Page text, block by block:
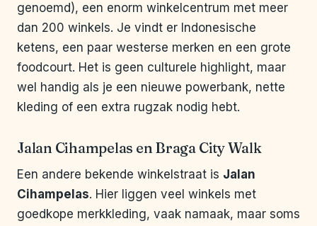
genoemd), een enorm winkelcentrum met meer
dan 200 winkels. Je vindt er Indonesische
ketens, een paar westerse merken en een grote
foodcourt. Het is geen culturele highlight, maar
wel handig als je een nieuwe powerbank, nette
kleding of een extra rugzak nodig hebt.
Jalan Cihampelas en Braga City Walk
Een andere bekende winkelstraat is Jalan
Cihampelas. Hier liggen veel winkels met
goedkope merkkleding, vaak namaak, maar soms